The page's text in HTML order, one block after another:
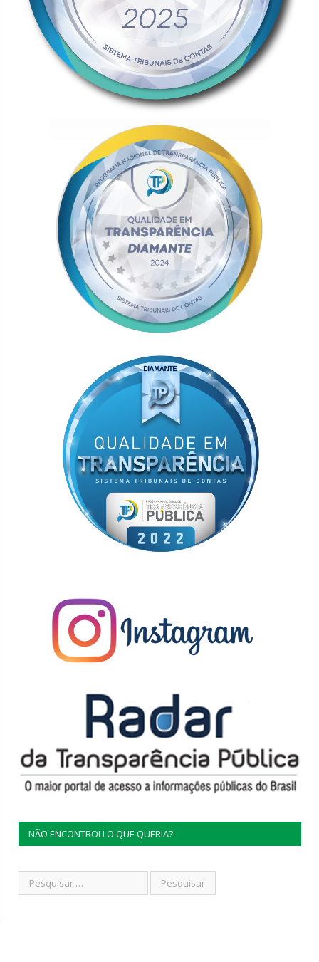
NÃO ENCONTROU O QUE QUERIA?